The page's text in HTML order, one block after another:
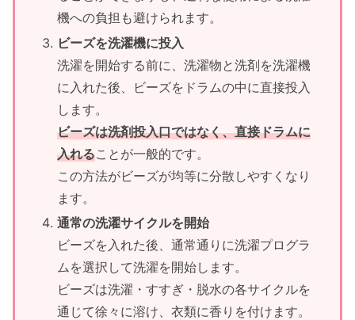
機への負担も避けられます。
ビーズを洗濯機に投入
洗濯を開始する前に、洗濯物と洗剤を洗濯機
に入れた後、ビーズをドラムの中に直接投入
します。
ビーズは洗剤投入口ではなく、直接ドラムに
入れることが一般的です。
この方法がビーズが均等に分散しやすくなり
ます。
通常の洗濯サイクルを開始
ビーズを入れた後、通常通りに洗濯プログラ
ムを選択して洗濯を開始します。
ビーズは洗濯・すすぎ・脱水の各サイクルを
通じて徐々に溶け、衣類に香りを付けます。